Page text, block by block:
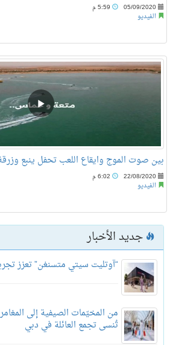
05/09/2020
الفيديو
بين صوت الموج وايقاع اللعب تحفل ينبع
22/08/2020
الفيديو
جديد الأخبار
“آوتليت سيتي متسنغن” تعزز
من المخيّمات الصيفية إلى
تُنسى تجمع العائلة في دبي